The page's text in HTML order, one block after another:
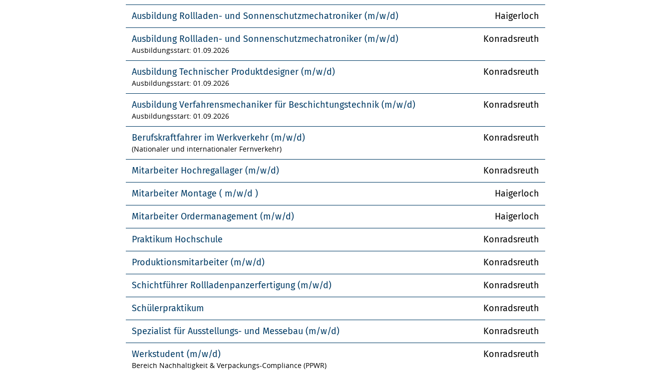
Ausbildung Rollladen- und Sonnenschutzmechatroniker (m/w/d) Haigerloch
Ausbildung Rollladen- und Sonnenschutzmechatroniker (m/w/d)
Ausbildungsstart: 01.09.2026
Konradsreuth
Ausbildung Technischer Produktdesigner (m/w/d)
Ausbildungsstart: 01.09.2026
Konradsreuth
Ausbildung Verfahrensmechaniker für Beschichtungstechnik (m/w/d)
Ausbildungsstart: 01.09.2026
Konradsreuth
Berufskraftfahrer im Werkverkehr (m/w/d)
(Nationaler und internationaler Fernverkehr)
Konradsreuth
Mitarbeiter Hochregallager (m/w/d) Konradsreuth
Mitarbeiter Montage ( m/w/d ) Haigerloch
Mitarbeiter Ordermanagement (m/w/d) Haigerloch
Praktikum Hochschule Konradsreuth
Produktionsmitarbeiter (m/w/d) Konradsreuth
Schichtführer Rollladenpanzerfertigung (m/w/d) Konradsreuth
Schülerpraktikum Konradsreuth
Spezialist für Ausstellungs- und Messebau (m/w/d) Konradsreuth
Werkstudent (m/w/d)
Bereich Nachhaltigkeit & Verpackungs-Compliance (PPWR)
Konradsreuth